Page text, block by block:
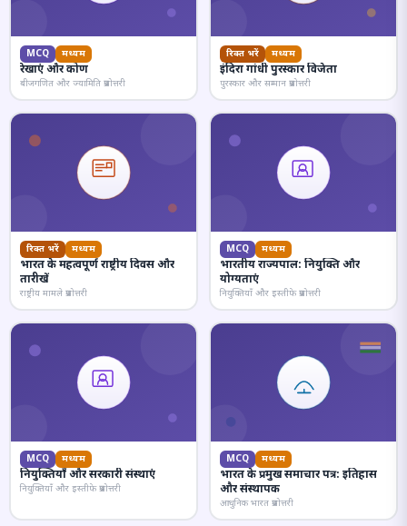
MCQ मध्यम
रेखाएं और कोण
बीजगणित और ज्यामिति प्रश्नोत्तरी
रिक्त भरें मध्यम
इंदिरा गांधी पुरस्कार विजेता
पुरस्कार और सम्मान प्रश्नोत्तरी
रिक्त भरें मध्यम
भारत के महत्वपूर्ण राष्ट्रीय दिवस और
तारीखें
राष्ट्रीय मामले प्रश्नोत्तरी
MCQ मध्यम
भारतीय राज्यपाल: नियुक्ति और
योग्यताएं
नियुक्तियाँ और इस्तीफे प्रश्नोत्तरी
MCQ मध्यम
नियुक्तियाँ और सरकारी संस्थाएं
नियुक्तियाँ और इस्तीफे प्रश्नोत्तरी
MCQ मध्यम
भारत के प्रमुख समाचार पत्र: इतिहास
और संस्थापक
आधुनिक भारत प्रश्नोत्तरी